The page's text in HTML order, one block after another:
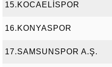
15.KOCAELİSPOR
16.KONYASPOR
17.SAMSUNSPOR A.Ş.